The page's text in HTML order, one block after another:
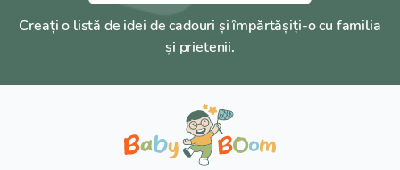
Creați o listă de idei de cadouri și împărtășiți-o cu familia
și prietenii.